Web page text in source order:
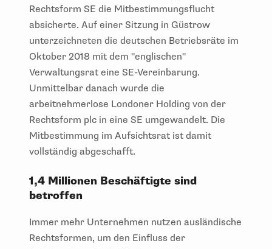
Rechtsform SE die Mitbestimmungsflucht
absicherte. Auf einer Sitzung in Güstrow
unterzeichneten die deutschen Betriebsräte im
Oktober 2018 mit dem "englischen"
Verwaltungsrat eine SE-Vereinbarung.
Unmittelbar danach wurde die
arbeitnehmerlose Londoner Holding von der
Rechtsform plc in eine SE umgewandelt. Die
Mitbestimmung im Aufsichtsrat ist damit
vollständig abgeschafft.
1,4 Millionen Beschäftigte sind
betroffen
Immer mehr Unternehmen nutzen ausländische
Rechtsformen, um den Einfluss der